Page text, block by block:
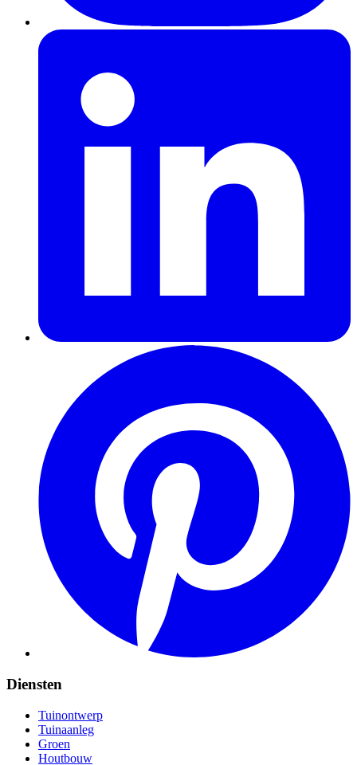
Diensten
Tuinontwerp
Tuinaanleg
Groen
Houtbouw